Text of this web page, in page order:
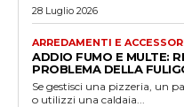
28 Luglio 2026
ARREDAMENTI E
ADDIO FUMO E MULTE:
PROBLEMA DELLA
Se gestisci una pizzeria, un
o utilizzi una caldaia...